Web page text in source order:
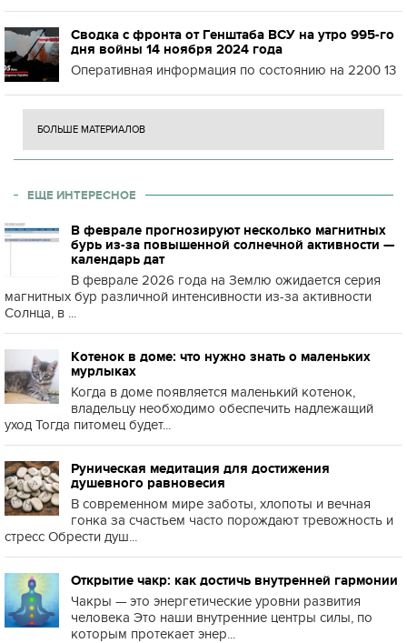
Сводка с фронта от Генштаба ВСУ на утро 995-го
дня войны 14 ноября 2024 года
Оперативная информация по состоянию на 2200 13
БОЛЬШЕ МАТЕРИАЛОВ
ЕЩЕ ИНТЕРЕСНОЕ
В феврале прогнозируют несколько магнитных
бурь из-за повышенной солнечной активности —
календарь дат
В феврале 2026 года на Землю ожидается серия
магнитных бур различной интенсивности из-за активности
Солнца, в ...
Котенок в доме: что нужно знать о маленьких
мурлыках
Когда в доме появляется маленький котенок,
владельцу необходимо обеспечить надлежащий
уход Тогда питомец будет...
Руническая медитация для достижения
душевного равновесия
В современном мире заботы, хлопоты и вечная
гонка за счастьем часто порождают тревожность и
стресс Обрести душ...
Открытие чакр: как достичь внутренней гармонии
Чакры — это энергетические уровни развития
человека Это наши внутренние центры силы, по
которым протекает энер...